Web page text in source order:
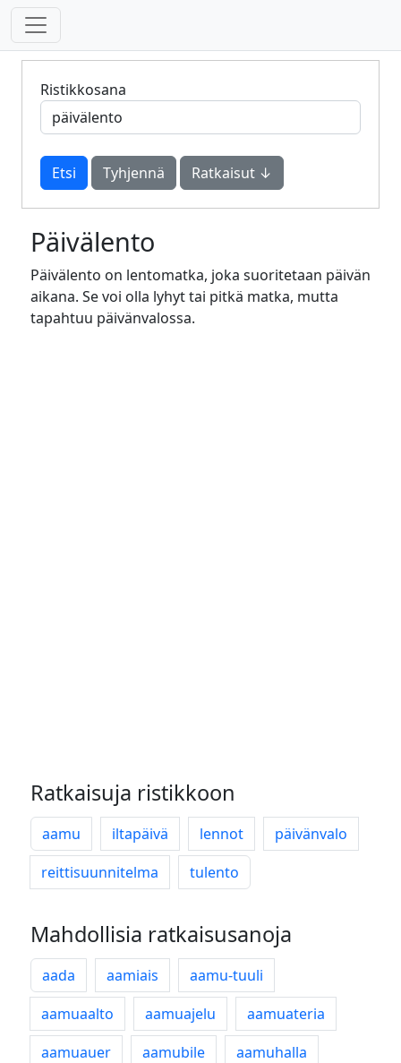
Ristikkosana
Tyhjennä Ratkaisut ↓
Päivälento
Päivälento on lentomatka, joka suoritetaan päivän
aikana. Se voi olla lyhyt tai pitkä matka, mutta
tapahtuu päivänvalossa.
Ratkaisuja ristikkoon
aamu iltapäivä lennot
päivänvalo
reittisuunnitelma
tulento
Mahdollisia ratkaisusanoja
aada aamiais
aamu-tuuli
aamuaalto
aamuajelu
aamuateria
aamuauer
aamubile
aamuhalla